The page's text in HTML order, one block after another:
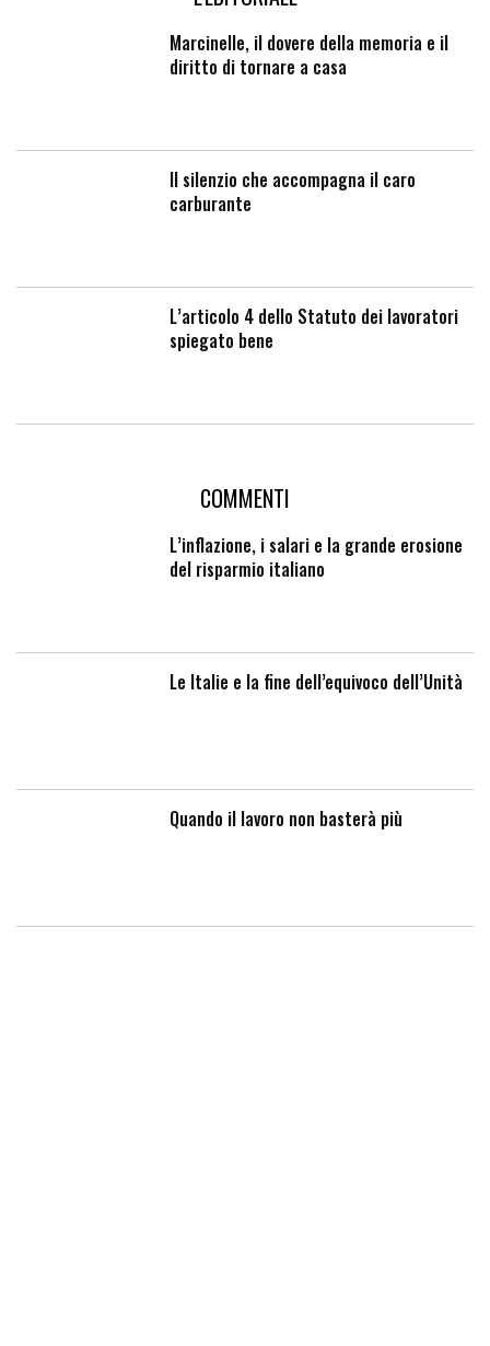
Marcinelle, il dovere della memoria e il
diritto di tornare a casa
Il silenzio che accompagna il caro
carburante
L’articolo 4 dello Statuto dei lavoratori
spiegato bene
COMMENTI
L’inflazione, i salari e la grande erosione
del risparmio italiano
Le Italie e la fine dell’equivoco dell’Unità
Quando il lavoro non basterà più